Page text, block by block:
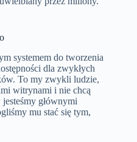
systemem do tworzenia
dla zwykłych
To my zwykli ludzie,
witrynami i nie chcą
głównymi
mu stać się tym,